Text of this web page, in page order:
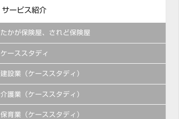
サービス紹介
たかが保険屋、されど保険屋
ケーススタディ
建設業（ケーススタディ）
介護業（ケーススタディ）
保育業（ケーススタディ）